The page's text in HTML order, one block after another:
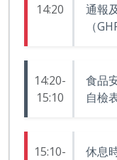
14:20
通報
（
14:20-
15:10
食品
自檢
15:10-
休息